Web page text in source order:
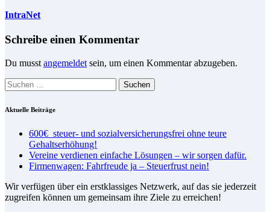
IntraNet
Schreibe einen Kommentar
Du musst angemeldet sein, um einen Kommentar abzugeben.
Suchen
nach:
Aktuelle Beiträge
600€ steuer- und so­zial­ver­si­che­rungs­frei ohne teure
Gehaltserhöhung!
Vereine verdienen einfache Lösungen – wir sorgen dafür.
Firmenwagen: Fahrfreude ja – Steuerfrust nein!
Wir verfügen über ein erstklassiges Netzwerk, auf das sie jederzeit
zugreifen können um gemeinsam ihre Ziele zu erreichen!